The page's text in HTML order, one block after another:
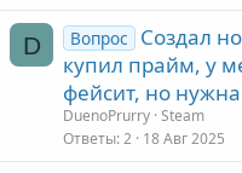
D Вопрос
Создал
купил прайм, у
фейсит, но
DuenoPrurry Steam
Ответы 2 18 Авг 2025